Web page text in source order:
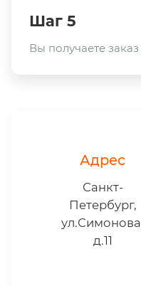
Шаг 5
Вы получаете
Адрес
Санкт-
Петербург,
д.11